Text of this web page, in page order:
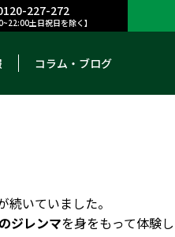
227-272
土日祝日を除く】
コラム・ブログ
いていました。
ジレンマを身をもって体験し